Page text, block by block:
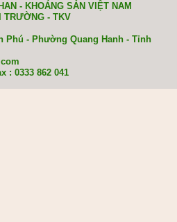
- KHOÁNG SẢN VIỆT NAM
- TKV
Phú - Phường Quang Hanh - Tỉnh
: 0333 862 041